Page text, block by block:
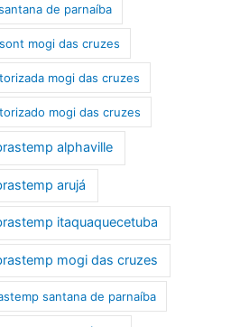
de parnaíba
mogi das cruzes
mogi das cruzes
mogi das cruzes
alphaville
arujá
itaquaquecetuba
mogi das cruzes
santana de parnaíba